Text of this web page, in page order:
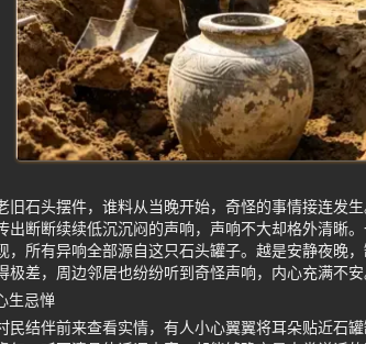
旧石头摆件，谁料从当晚开始，奇怪的事情接连发
出断断续续低沉沉闷的声响，声响不大却格外清晰
，所有异响全部源自这只石头罐子。越是安静夜晚
差，周边邻居也纷纷听到奇怪声响，内心充满不安
生忌惮
民结伴前来查看实情，有人小心翼翼将耳朵贴近石